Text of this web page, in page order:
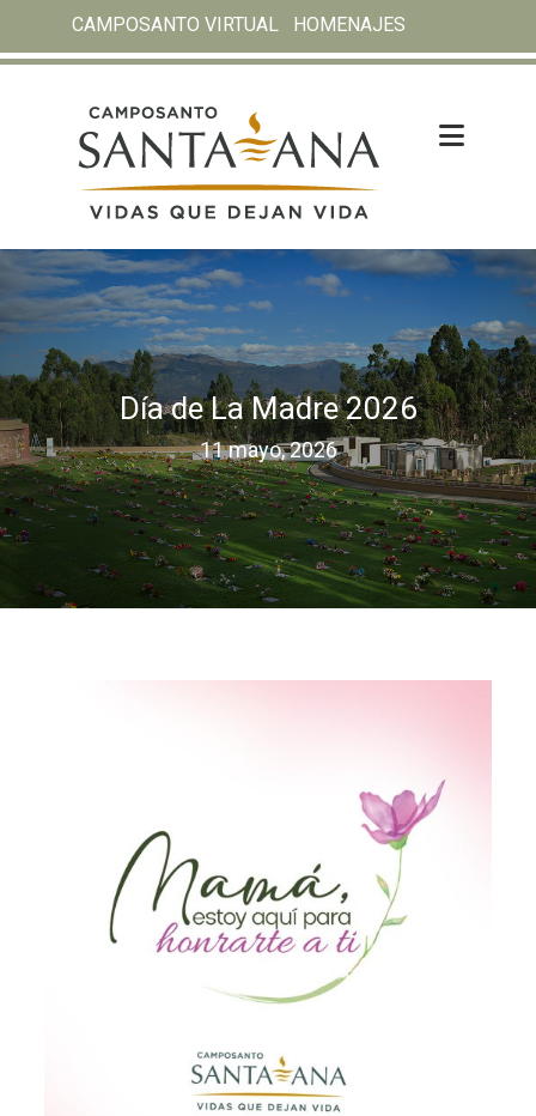
CAMPOSANTO VIRTUAL HOMENAJES
Día de La Madre 2026
11 mayo, 2026